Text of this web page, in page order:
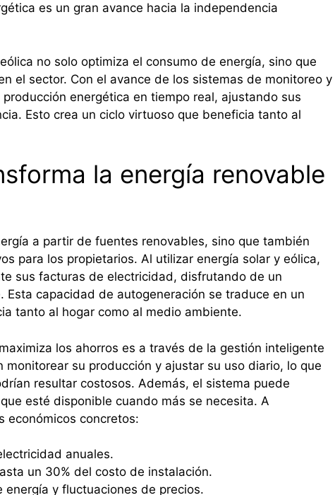
es un gran avance hacia la independencia
no solo optimiza el consumo de energía, sino que
el sector. Con el avance de los sistemas de monitoreo y
energética en tiempo real, ajustando sus
Esto crea un ciclo virtuoso que beneficia tanto al
la energía renovable
a partir de fuentes renovables, sino que también
para los propietarios. Al utilizar energía solar y eólica,
sus facturas de electricidad, disfrutando de un
capacidad de autogeneración se traduce en un
tanto al hogar como al medio ambiente.
los ahorros es a través de la gestión inteligente
su producción y ajustar su uso diario, lo que
resultar costosos. Además, el sistema puede
esté disponible cuando más se necesita. A
económicos concretos:
anuales.
un 30% del costo de instalación.
y fluctuaciones de precios.